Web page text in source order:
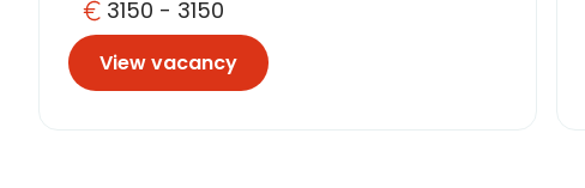
3150 - 3150
View vacancy